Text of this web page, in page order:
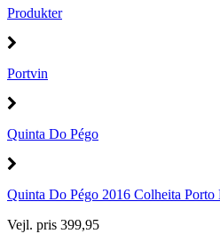
Produkter
Portvin
Quinta Do Pégo
Quinta Do Pégo 2016 Colheita Porto
Vejl. pris 399,95